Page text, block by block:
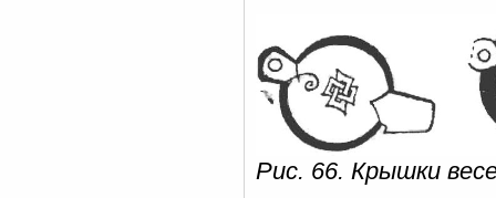
Рис. 66. Крышки